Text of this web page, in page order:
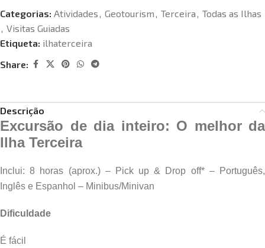
Categorias: Atividades, Geotourism, Terceira, Todas as Ilhas
, Visitas Guiadas
Etiqueta: ilhaterceira
Share:
Descrição
Excursão de dia inteiro: O melhor da
Ilha Terceira
Inclui: 8 horas (aprox.) – Pick up & Drop off* – Português,
Inglês e Espanhol – Minibus/Minivan
Dificuldade
É fácil